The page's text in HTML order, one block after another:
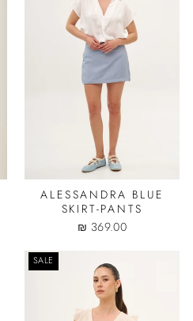
ALESSANDRA BLUE
SKIRT-PANTS
369.00 ₪
SALE